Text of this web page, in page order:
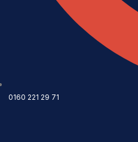
0160 221 29 71